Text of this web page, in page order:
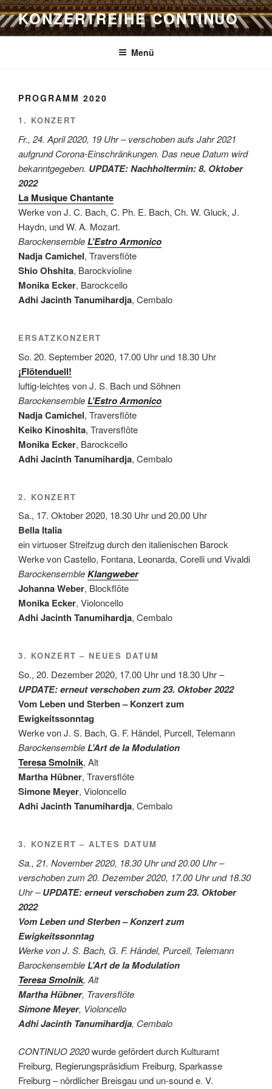
Zum
Inhalt
springen
KONZERTREIHE CONTINUO
Menü
PROGRAMM 2020
1. KONZERT
Fr., 24. April 2020, 19 Uhr – verschoben aufs Jahr 2021
aufgrund Corona-Einschränkungen. Das neue Datum wird
bekanntgegeben. UPDATE: Nachholtermin: 8. Oktober
2022
La Musique Chantante
Werke von J. C. Bach, C. Ph. E. Bach, Ch. W. Gluck, J.
Haydn, und W. A. Mozart.
BarockensembleL’Estro Armonico
Nadja Camichel, Traversflöte
Shio Ohshita, Barockvioline
Monika Ecker, Barockcello
Adhi Jacinth Tanumihardja, Cembalo
ERSATZKONZERT
So. 20. September 2020, 17.00 Uhr und 18.30 Uhr
¡Flötenduell!
luftig-leichtes von J. S. Bach und Söhnen
BarockensembleL’Estro Armonico
Nadja Camichel, Traversflöte
Keiko Kinoshita, Traversflöte
Monika Ecker, Barockcello
Adhi Jacinth Tanumihardja, Cembalo
2. KONZERT
Sa., 17. Oktober 2020, 18.30 Uhr und 20.00 Uhr
Bella Italia
ein virtuoser Streifzug durch den italienischen Barock
Werke von Castello, Fontana, Leonarda, Corelli und Vivaldi
BarockensembleKlangweber
Johanna Weber, Blockflöte
Monika Ecker, Violoncello
Adhi Jacinth Tanumihardja, Cembalo
3. KONZERT – NEUES DATUM
So., 20. Dezember 2020, 17.00 Uhr und 18.30 Uhr –
UPDATE: erneut verschoben zum 23. Oktober 2022
Vom Leben und Sterben – Konzert zum
Ewigkeitssonntag
Werke von J. S. Bach, G. F. Händel, Purcell, Telemann
BarockensembleL’Art de la Modulation
Teresa Smolnik, Alt
Martha Hübner, Traversflöte
Simone Meyer, Violoncello
Adhi Jacinth Tanumihardja, Cembalo
3. KONZERT – ALTES DATUM
Sa., 21. November 2020, 18.30 Uhr und 20.00 Uhr –
verschoben zum 20. Dezember 2020, 17.00 Uhr und 18.30
Uhr –UPDATE: erneut verschoben zum 23. Oktober
2022
Vom Leben und Sterben – Konzert zum
Ewigkeitssonntag
Werke von J. S. Bach, G. F. Händel, Purcell, Telemann
BarockensembleL’Art de la Modulation
Teresa Smolnik, Alt
Martha Hübner, Traversflöte
Simone Meyer, Violoncello
Adhi Jacinth Tanumihardja, Cembalo
CONTINUO 2020wurde gefördert durch Kulturamt
Freiburg, Regierungspräsidium Freiburg, Sparkasse
Freiburg – nördlicher Breisgau und un-sound e. V.